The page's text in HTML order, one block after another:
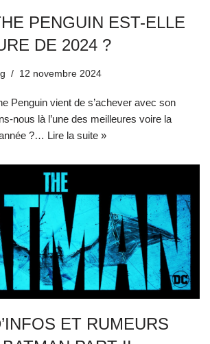
PENGUIN EST-ELLE
DE 2024 ?
12 novembre 2024
Penguin vient de s’achever avec son
nous là l’une des meilleures voire la
?… Lire la suite »
ET RUMEURS